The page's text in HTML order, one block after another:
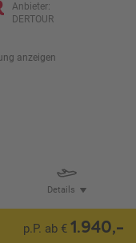
Anbieter:
DERTOUR
anzeigen
Details
p.P. ab €1.940,-